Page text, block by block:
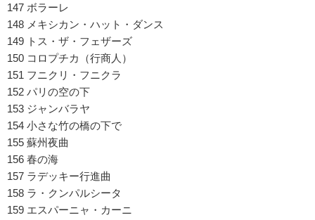
147 ボラーレ
148 メキシカン・ハット・ダンス
149 トス・ザ・フェザーズ
150 コロプチカ（行商人）
151 フニクリ・フニクラ
152 パリの空の下
153 ジャンバラヤ
154 小さな竹の橋の下で
155 蘇州夜曲
156 春の海
157 ラデッキー行進曲
158 ラ・クンパルシータ
159 エスパーニャ・カーニ